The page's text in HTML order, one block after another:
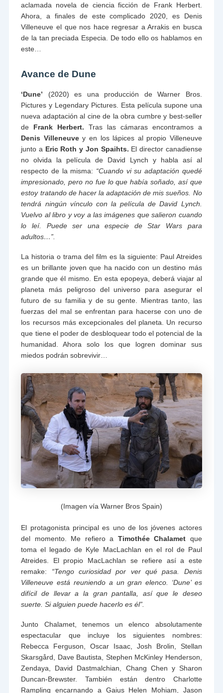
aclamada novela de ciencia ficción de Frank Herbert.
Ahora, a finales de este complicado 2020, es Denis
Villeneuve el que nos hace regresar a Arrakis en busca
de la tan preciada Especia. De todo ello os hablamos en
este…
Avance de Dune
‘Dune’ (2020) es una producción de Warner Bros.
Pictures y Legendary Pictures. Esta película supone una
nueva adaptación al cine de la obra cumbre y best-seller
de Frank Herbert. Tras las cámaras encontramos a
Denis Villeneuvey en los lápices al propio Villeneuve
junto a Eric Roth y Jon Spaihts. El director canadiense
no olvida la película de David Lynch y habla así al
respecto de la misma: “Cuando vi su adaptación quedé
impresionado, pero no fue lo que había soñado, así que
estoy tratando de hacer la adaptación de mis sueños. No
tendrá ningún vínculo con la película de David Lynch.
Vuelvo al libro y voy a las imágenes que salieron cuando
lo leí. Puede ser una especie de Star Wars para
adultos…”.
La historia o trama del film es la siguiente: Paul Atreides
es un brillante joven que ha nacido con un destino más
grande que él mismo. En esta epopeya, deberá viajar al
planeta más peligroso del universo para asegurar el
futuro de su familia y de su gente. Mientras tanto, las
fuerzas del mal se enfrentan para hacerse con uno de
los recursos más excepcionales del planeta. Un recurso
que tiene el poder de desbloquear todo el potencial de la
humanidad. Ahora solo los que logren dominar sus
miedos podrán sobrevivir…
(Imagen vía Warner Bros Spain)
El protagonista principal es uno de los jóvenes actores
del momento. Me refiero a Timothée Chalamet que
toma el legado de Kyle MacLachlan en el rol de Paul
Atreides. El propio MacLachlan se refiere así a este
remake: “Tengo curiosidad por ver qué pasa. Denis
Villeneuve está reuniendo a un gran elenco. ‘Dune’ es
difícil de llevar a la gran pantalla, así que le deseo
suerte. Si alguien puede hacerlo es él”.
Junto Chalamet, tenemos un elenco absolutamente
espectacular que incluye los siguientes nombres:
Rebecca Ferguson, Oscar Isaac, Josh Brolin, Stellan
Skarsgård, Dave Bautista, Stephen McKinley Henderson,
Zendaya, David Dastmalchian, Chang Chen y Sharon
Duncan-Brewster. También están dentro Charlotte
Rampling encarnando a Gaius Helen Mohiam, Jason